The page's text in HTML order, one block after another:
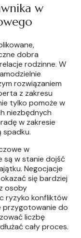
w
dobra
rodzinne. W
rozwiązaniem
z zakresu
tylko pomoże w
niezbędnych
w zakresie
spadku.
w
są w stanie dojść
Negocjacje
się bardziej
osoby
ryzyko konfliktów
przygotowanie do
liczbę
cały proces.